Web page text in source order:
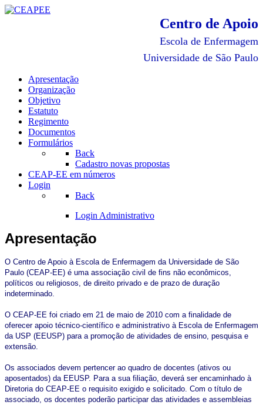
Centro de Apoio
Escola de Enfermagem
Universidade de São Paulo
Apresentação
Organização
Objetivo
Estatuto
Regimento
Documentos
Formulários
Back
Cadastro novas propostas
CEAP-EE em números
Login
Back
Login Administrativo
Apresentação
O Centro de Apoio à Escola de Enfermagem da Universidade de São
Paulo (CEAP-EE) é uma associação civil de fins não econômicos,
políticos ou religiosos, de direito privado e de prazo de duração
indeterminado.
O CEAP-EE foi criado em 21 de maio de 2010 com a finalidade de
oferecer apoio técnico-científico e administrativo à Escola de Enfermagem
da USP (EEUSP) para a promoção de atividades de ensino, pesquisa e
extensão.
Os associados devem pertencer ao quadro de docentes (ativos ou
aposentados) da EEUSP. Para a sua filiação, deverá ser encaminhado à
Diretoria do CEAP-EE o requisito exigido e solicitado. Com o título de
associado, os docentes poderão participar das atividades e assembleias